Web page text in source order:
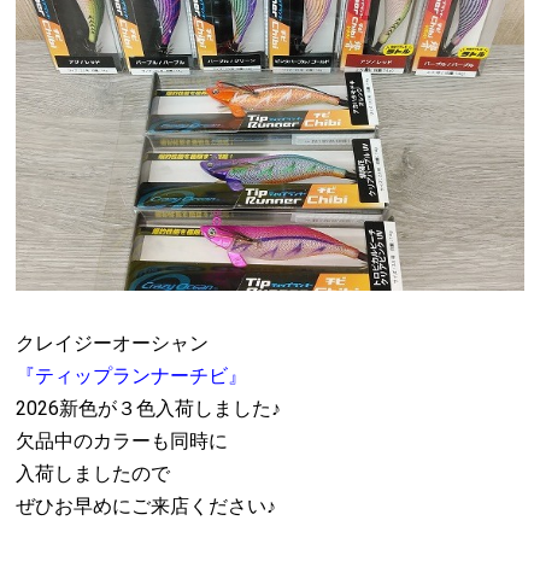
クレイジーオーシャン
『ティップランナーチビ』
2026新色が３色入荷しました♪
欠品中のカラーも同時に
入荷しましたので
ぜひお早めにご来店ください♪